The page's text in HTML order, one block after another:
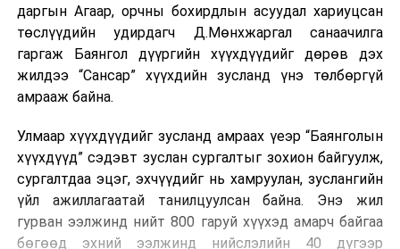
даргын Агаар, орчны бохирдлын асуудал хариуцсан
төслүүдийн удирдагч Д.Мөнхжаргал санаачилга
гаргаж Баянгол дүүргийн хүүхдүүдийг дөрөв дэх
жилдээ “Сансар” хүүхдийн зусланд үнэ төлбөргүй
амрааж байна.
Улмаар хүүхдүүдийг зусланд амраах үеэр “Баянголын
хүүхдүүд” сэдэвт зуслан сургалтыг зохион байгуулж,
сургалтдаа эцэг, эхчүүдийг нь хамруулан, зуслангийн
үйл ажиллагаатай танилцуулсан байна. Энэ жил
гурван ээлжинд нийт 800 гаруй хүүхэд амарч байгаа
бөгөөд эхний ээлжинд нийслэлийн 40 дүгээр